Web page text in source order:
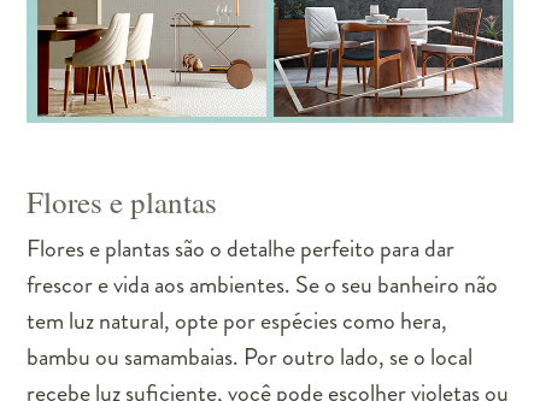
Flores e plantas
Flores e plantas são o detalhe perfeito para dar
frescor e vida aos ambientes. Se o seu banheiro não
tem luz natural, opte por espécies como hera,
bambu ou samambaias. Por outro lado, se o local
recebe luz suficiente, você pode escolher violetas ou